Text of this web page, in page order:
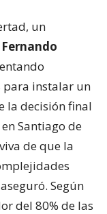
un
Fernando
para instalar un
la decisión final
Santiago de
de que la
Según
del 80% de las